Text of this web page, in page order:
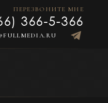
ПЕРЕЗВОНИТЕ МНЕ
366-5-366